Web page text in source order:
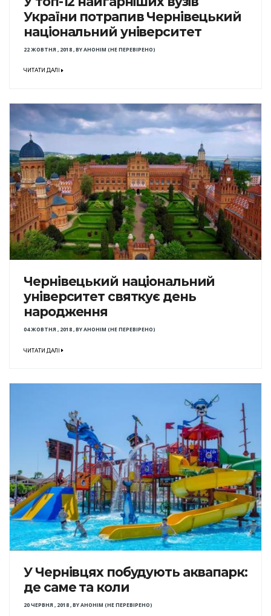
України потрапив Чернівецький
національний університет
22 ЖОВТНЯ , 2018,BYАНОНІМ (НЕ ПЕРЕВІРЕНО)
ЧИТАТИ ДАЛІ
Чернівецький національний
університет святкує день
народження
04 ЖОВТНЯ , 2018,BYАНОНІМ (НЕ ПЕРЕВІРЕНО)
ЧИТАТИ ДАЛІ
У Чернівцях побудують аквапарк:
де саме та коли
20 ЧЕРВНЯ , 2018,BYАНОНІМ (НЕ ПЕРЕВІРЕНО)